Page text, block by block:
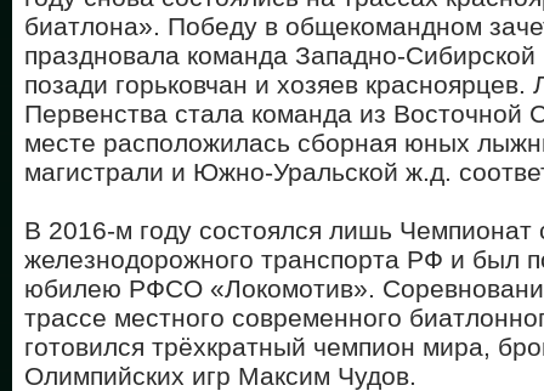
биатлона». Победу в общекомандном
праздновала команда Западно-Сибирской
позади горьковчан и хозяев
Первенства стала команда из Восточной
месте расположилась сборная юных
магистрали и Южно-Уральской ж.д.
В 2016-м году состоялся лишь Чемпионат
железнодорожного транспорта РФ и был
юбилею РФСО «Локомотив».
трассе местного современного
готовился трёхкратный чемпион мира,
Олимпийских игр Максим Чудов.